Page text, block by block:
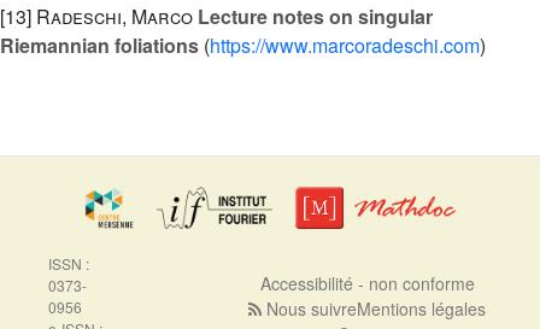
[13] Radeschi, Marco Lecture notes on singular
Riemannian foliations (https://www.marcoradeschi.com)
ISSN :
0373-
0956
Accessibilité - non conforme
Nous suivreMentions légales